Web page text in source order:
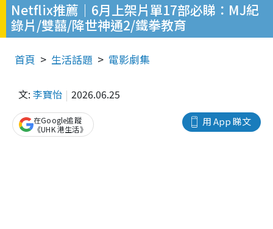
Netflix推薦｜6月上架片單17部必睇：MJ紀
錄片/雙囍/降世神通2/鐵拳教育
首頁 生活話題 電影劇集
文: 李寶怡 2026.06.25
用 App 睇文
在Google追蹤
《UHK 港生活》